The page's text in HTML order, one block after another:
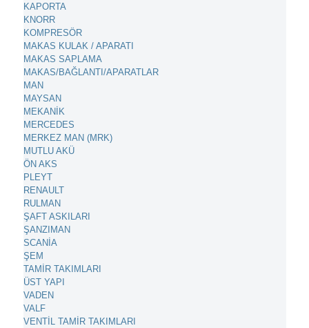
KAPORTA
KNORR
KOMPRESÖR
MAKAS KULAK / APARATI
MAKAS SAPLAMA
MAKAS/BAĞLANTI/APARATLAR
MAN
MAYSAN
MEKANİK
MERCEDES
MERKEZ MAN (MRK)
MUTLU AKÜ
ÖN AKS
PLEYT
RENAULT
RULMAN
ŞAFT ASKILARI
ŞANZIMAN
SCANİA
ŞEM
TAMİR TAKIMLARI
ÜST YAPI
VADEN
VALF
VENTİL TAMİR TAKIMLARI